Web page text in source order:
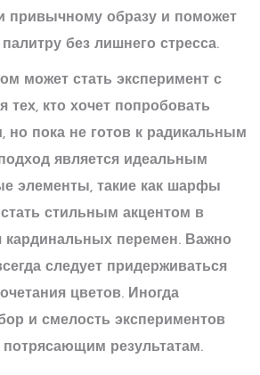
привычному образу и поможет
без лишнего стресса.
может стать эксперимент с
тех, кто хочет попробовать
но пока не готов к радикальным
является идеальным
элементы, такие как шарфы
стильным акцентом в
кардинальных перемен. Важно
следует придерживаться
цветов. Иногда
и смелость экспериментов
потрясающим результатам.